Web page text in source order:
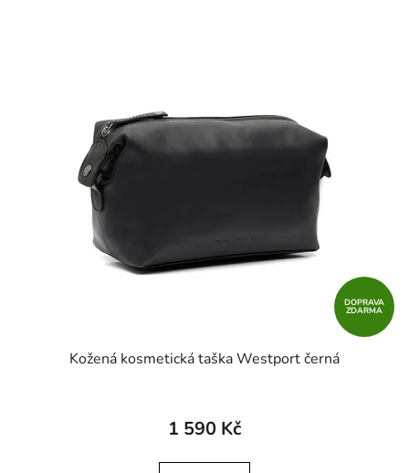
DOPRAVA
ZDARMA
Kožená kosmetická taška Westport černá
1 590 Kč